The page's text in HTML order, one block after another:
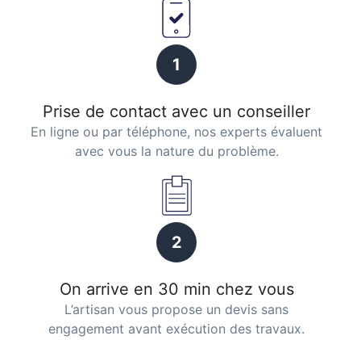
1
Prise de contact avec un conseiller
En ligne ou par téléphone, nos experts évaluent
avec vous la nature du problème.
2
On arrive en 30 min chez vous
L’artisan vous propose un devis sans
engagement avant exécution des travaux.